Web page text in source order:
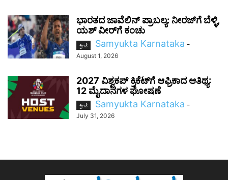
ಭಾರತದ ಜಾವೆಲಿನ್ ಪ್ರಾಬಲ್ಯ: ನೀರಜ್‌ಗೆ ಬೆಳ್ಳಿ,
ಯಶ್ ವೀರ್‌ಗೆ ಕಂಚು
ಕ್ರೀಡೆ Samyukta Karnataka -
August 1, 2026
2027 ವಿಶ್ವಕಪ್‌ ಕ್ರಿಕೆಟ್‌ಗೆ ಆಫ್ರಿಕಾದ ಆತಿಥ್ಯ:
12 ಮೈದಾನಗಳ ಘೋಷಣೆ
ಕ್ರೀಡೆ Samyukta Karnataka -
July 31, 2026